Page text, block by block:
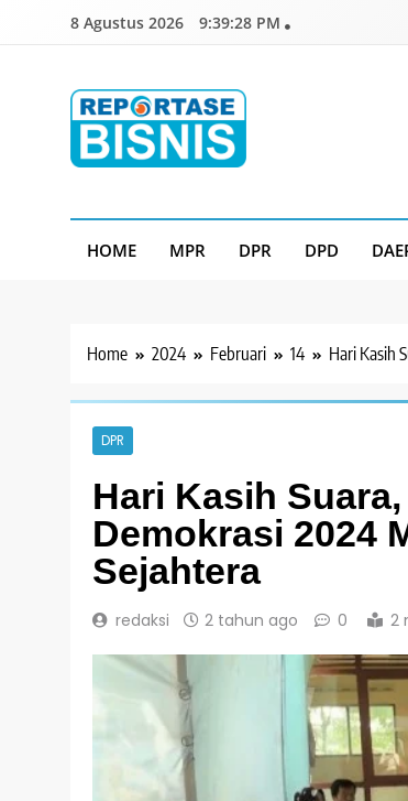
8 Agustus 2026 9:39:30 PM
HOME MPR DPR DPD
Home 2024 Februari 14 Hari Kasih
DPR
Hari Kasih
Demokrasi 2024
Sejahtera
redaksi 2 tahun ago 0 2